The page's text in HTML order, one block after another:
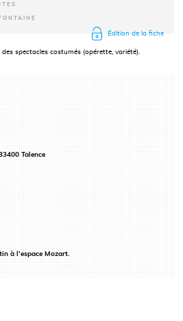
Édition de la fiche
spectacles costumés (opérette, variété).
Talence
à l’espace Mozart.